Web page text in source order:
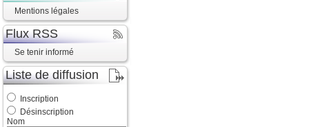
Mentions légales
Flux RSS
Se tenir informé
Liste de diffusion
Inscription
Désinscription
Nom